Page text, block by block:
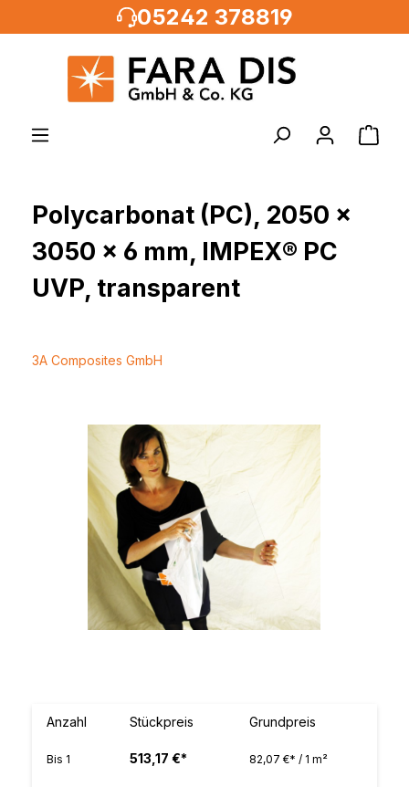
05242 378819
Polycarbonat (PC), 2050 x
3050 x 6 mm, IMPEX® PC
UVP, transparent
3A Composites GmbH
Bildergalerie überspringen
Anzahl Stückpreis Grundpreis
Bis 1 513,17 €* 82,07 €* / 1 m²